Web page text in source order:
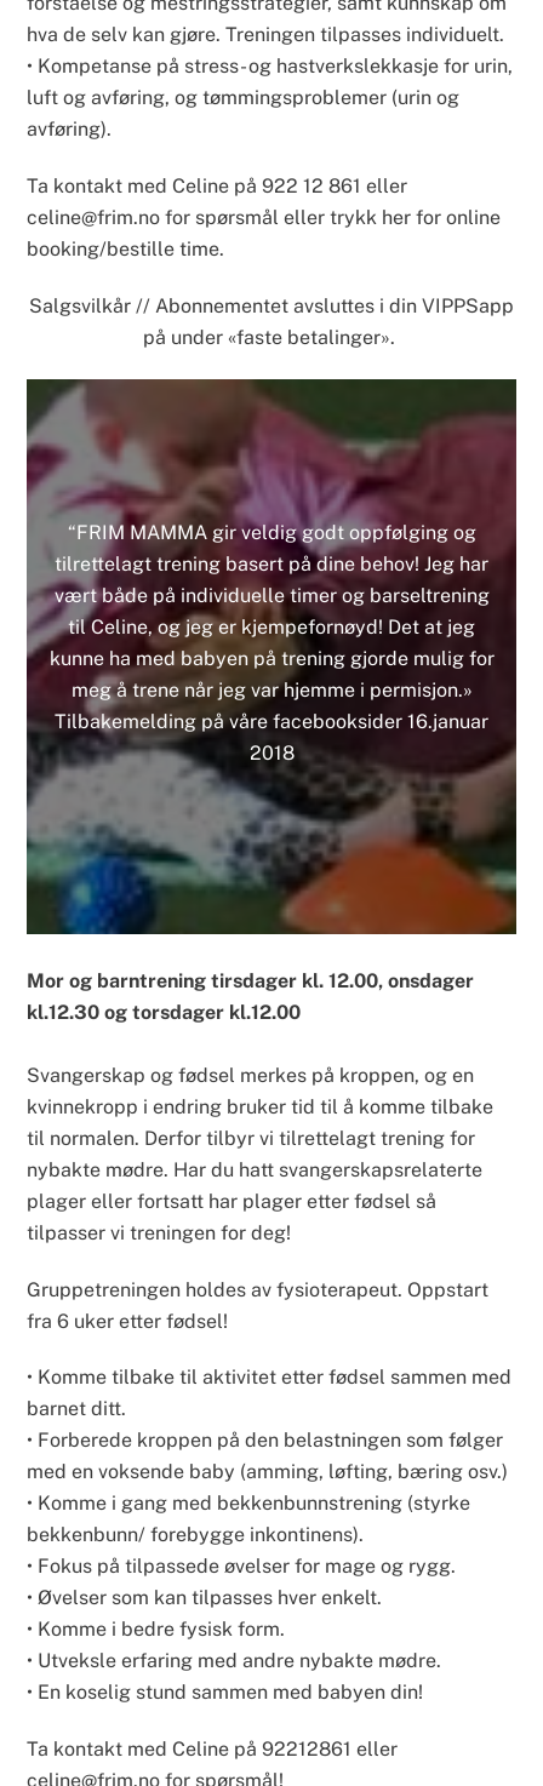
hva de selv kan gjøre. Treningen tilpasses individuelt.
• Kompetanse på stress- og hastverkslekkasje for urin,
luft og avføring, og tømmingsproblemer (urin og
avføring).
Ta kontakt med Celine på 922 12 861 eller
celine@frim.no for spørsmål eller trykk her foronline
booking/bestille time.
Salgsvilkår // Abonnementet avsluttes i din VIPPSapp
på under «faste betalinger».
“FRIM MAMMA gir veldig godt oppfølging og
tilrettelagt trening basert på dine behov! Jeg har
vært både på individuelle timer og barseltrening
til Celine, og jeg er kjempefornøyd! Det at jeg
kunne ha med babyen på trening gjorde mulig for
meg å trene når jeg var hjemme i permisjon.»
Tilbakemelding på våre facebooksider 16.januar
2018
Mor og barntrening tirsdager kl. 12.00, onsdager
kl.12.30 og torsdager kl.12.00
Svangerskap og fødsel merkes på kroppen, og en
kvinnekropp i endring bruker tid til å komme tilbake
til normalen. Derfor tilbyr vi tilrettelagt trening for
nybakte mødre. Har du hatt svangerskapsrelaterte
plager eller fortsatt har plager etter fødsel så
tilpasser vi treningen for deg!
Gruppetreningen holdes av fysioterapeut. Oppstart
fra 6 uker etter fødsel!
• Komme tilbake til aktivitet etter fødsel sammen med
barnet ditt.
• Forberede kroppen på den belastningen som følger
med en voksende baby (amming, løfting, bæring osv.)
• Komme i gang med bekkenbunnstrening (styrke
bekkenbunn/ forebygge inkontinens).
• Fokus på tilpassede øvelser for mage og rygg.
• Øvelser som kan tilpasses hver enkelt.
• Komme i bedre fysisk form.
• Utveksle erfaring med andre nybakte mødre.
• En koselig stund sammen med babyen din!
Ta kontakt med Celine på 92212861 eller
celine@frim.no for spørsmål!